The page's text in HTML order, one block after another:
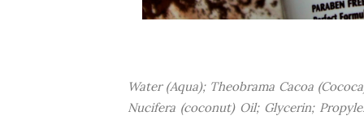
Water (Aqua); Theobrama Cacoa
Nucifera (coconut) Oil; Glycerin;